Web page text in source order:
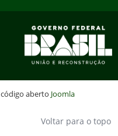
aberto Joomla
Voltar para o topo